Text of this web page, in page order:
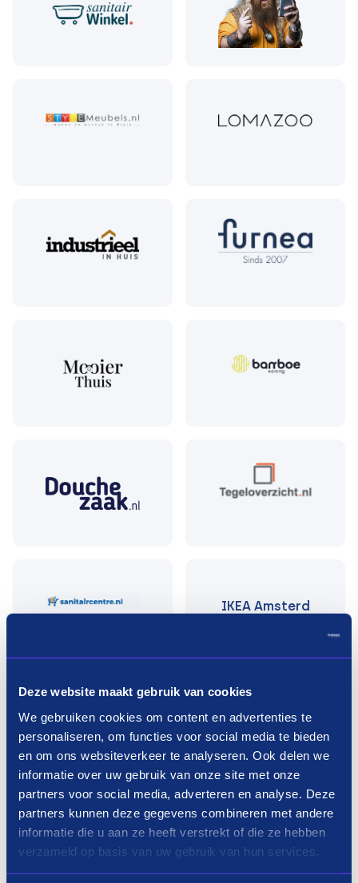
Deze website maakt gebruik van cookies
We gebruiken cookies om content en advertenties te
personaliseren, om functies voor social media te bieden
en om ons websiteverkeer te analyseren. Ook delen we
informatie over uw gebruik van onze site met onze
partners voor social media, adverteren en analyse. Deze
partners kunnen deze gegevens combineren met andere
informatie die u aan ze heeft verstrekt of die ze hebben
verzameld op basis van uw gebruik van hun services.
IKEA Amsterd
Badkamermeubels shoppen in3
termijnen
Badkamermeubels op afbetaling
De meubels in je badkamer bepalen, samen met de